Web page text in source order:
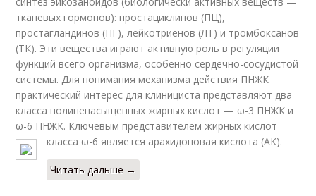
тканевых гормонов): простациклинов (ПЦ),
простагландинов (ПГ), лейкотриенов (ЛТ) и тромбоксанов
(ТК). Эти вещества играют активную роль в регуляции
функций всего организма, особенно сердечно-сосудистой
системы. Для понимания механизма действия ПНЖК
практический интерес для клинициста представляют два
класса полиненасыщенных жирных кислот — ω-3 ПНЖК и
ω-6 ПНЖК. Ключевым представителем жирных кислот
класса ω-6 является арахидоновая кислота (АК).
Читать дальше →